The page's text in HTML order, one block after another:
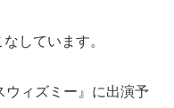
しています。
ウィズミー』に出演予